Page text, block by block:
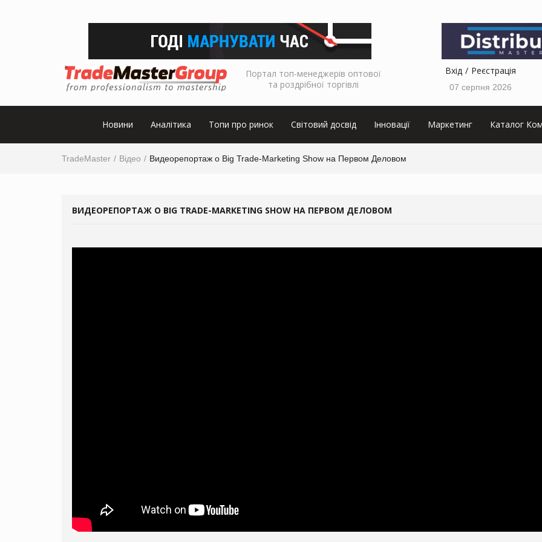
Портал топ-менеджерів оптової
та роздрібної торгівлі
Вхід Реєстрація
07 серпня 2026
Новини Аналітика Топи про ринок Світовий досвід Інновації Маркетинг Каталог
TradeMaster Відео Видеорепортаж о Big Trade-Marketing Show на Первом Деловом
ВИДЕОРЕПОРТАЖ О BIG TRADE-MARKETING SHOW НА ПЕРВОМ ДЕЛОВОМ